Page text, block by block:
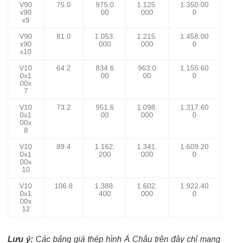
V90
x90
x9
75.0
975.0
00
1.125.
000
1.350.00
0
V90
x90
x10
81.0
1.053.
000
1.215.
000
1.458.00
0
V10
0x1
00x
7
64.2
834.6
00
963.0
00
1.155.60
0
V10
0x1
00x
8
73.2
951.6
00
1.098.
000
1.317.60
0
V10
0x1
00x
10
89.4
1.162.
200
1.341.
000
1.609.20
0
V10
0x1
00x
12
106.8
1.388.
400
1.602.
000
1.922.40
0
Lưu ý: Các bảng giá thép hình Á Châu trên đây chỉ mang